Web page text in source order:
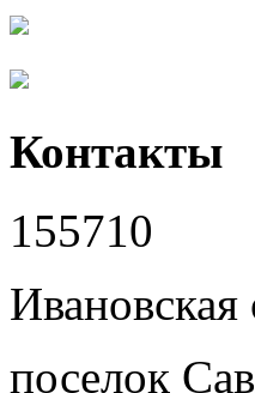
Контакты
155710
Ивановская
поселок